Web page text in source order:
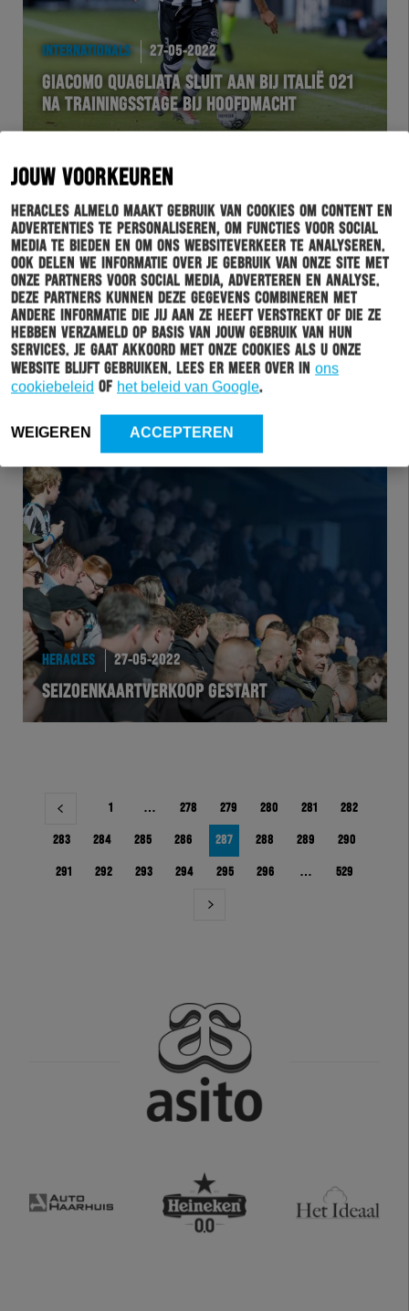
JOUW VOORKEUREN
Heracles Almelo maakt gebruik van cookies om content en
advertenties te personaliseren, om functies voor social
media te bieden en om ons websiteverkeer te analyseren.
Ook delen we informatie over je gebruik van onze site met
onze partners voor social media, adverteren en analyse.
Deze partners kunnen deze gegevens combineren met
andere informatie die jij aan ze heeft verstrekt of die ze
hebben verzameld op basis van jouw gebruik van hun
services. Je gaat akkoord met onze cookies als u onze
website blijft gebruiken. Lees er meer over in ons
cookiebeleid of het beleid van Google.
WEIGEREN ACCEPTEREN
INTERNATIONALS 27-05-2022
GIACOMO QUAGLIATA SLUIT AAN BIJ ITALIË O21
NA TRAININGSSTAGE BIJ HOOFDMACHT
HERACLES 27-05-2022
NICO-JAN HOOGMA TREEDT TOE TOT DE DIRECTIE
VAN HERACLES ALMELO
HERACLES 27-05-2022
SEIZOENKAARTVERKOOP GESTART
Berichtnavigatie
1 … 278 279 280 281 282
283 284 285 286 287 288 289 290
291 292 293 294 295 296 … 529